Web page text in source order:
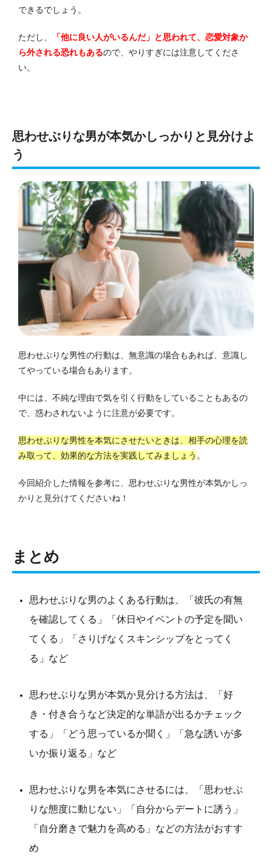
できるでしょう。
ただし、
「他に良い人がいるんだ」と思われて、恋愛対象か
ら外される恐れもあるので、やりすぎには注意してくださ
い。
思わせぶりな男が本気かしっかりと見分けよ
う
思わせぶりな男性の行動は、無意識の場合もあれば、意識し
てやっている場合もあります。
中には、不純な理由で気を引く行動をしていることもあるの
で、惑わされないように注意が必要です。
思わせぶりな男性を本気にさせたいときは、相手の心理を読
み取って、効果的な方法を実践してみましょう 。
今回紹介した情報を参考に、思わせぶりな男性が本気かしっ
かりと見分けてくださいね！
まとめ
思わせぶりな男のよくある行動は、「彼氏の有無
を確認してくる」「休日やイベントの予定を聞い
てくる」「さりげなくスキンシップをとってく
る」など
思わせぶりな男が本気か見分ける方法は、「好
き・付き合うなど決定的な単語が出るかチェック
する」「どう思っているか聞く」「急な誘いが多
いか振り返る」など
思わせぶりな男を本気にさせるには、「思わせぶ
りな態度に動じない」「自分からデートに誘う」
「自分磨きで魅力を高める」などの方法がおすす
め